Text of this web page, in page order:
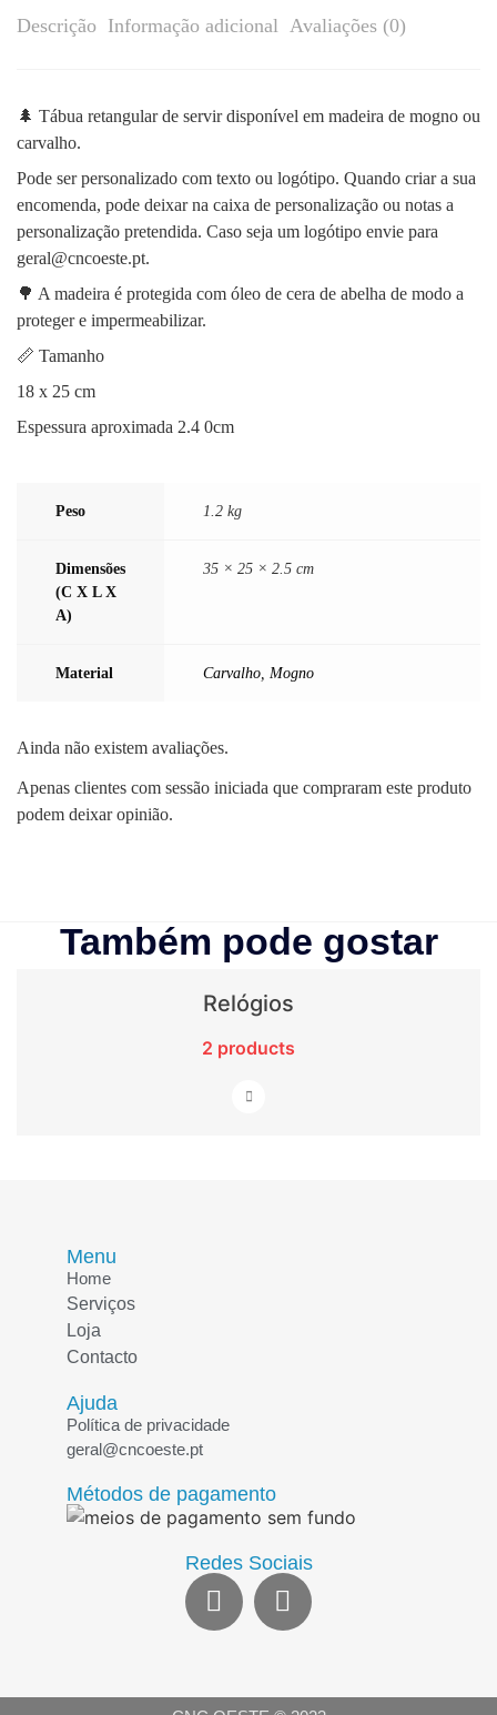
Descrição Informação adicional Avaliações (0)
🌲 Tábua retangular de servir disponível em madeira de mogno ou
carvalho.
Pode ser personalizado com texto ou logótipo. Quando criar a sua
encomenda, pode deixar na caixa de personalização ou notas a
personalização pretendida. Caso seja um logótipo envie para
geral@cncoeste.pt.
🌳 A madeira é protegida com óleo de cera de abelha de modo a
proteger e impermeabilizar.
📏 Tamanho
18 x 25 cm
Espessura aproximada 2.4 0cm
Peso 1.2 kg
Dimensões
(C X L X
A)
35 × 25 × 2.5 cm
Material Carvalho Mogno
Ainda não existem avaliações.
Apenas clientes com sessão iniciada que compraram este produto
podem deixar opinião.
Também pode gostar
Relógios
2 products
Menu
Home
Serviços
Loja
Contacto
Ajuda
Política de privacidade
geral@cncoeste.pt
Métodos de pagamento
Redes Sociais